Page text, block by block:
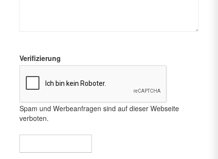
Verifizierung
Spam und Werbeanfragen sind auf dieser Webseite
verboten.